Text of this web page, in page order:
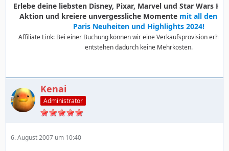
Erlebe deine liebsten Disney, Pixar, Marvel und Star Wars
Aktion und kreiere unvergessliche Momente mit all den
Paris Neuheiten und Highlights 2024!
Affiliate Link: Bei einer Buchung können wir eine Verkaufsprovision
entstehen dadurch keine Mehrkosten.
Kenai
Administrator
6. August 2007 um 10:40